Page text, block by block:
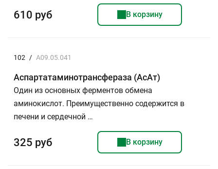
610 руб В корзину
102 / A09.05.041
Аспартатаминотрансфераза (АсАт)
Один из основных ферментов обмена
аминокислот. Преимущественно содержится в
печени и сердечной …
325 руб В корзину